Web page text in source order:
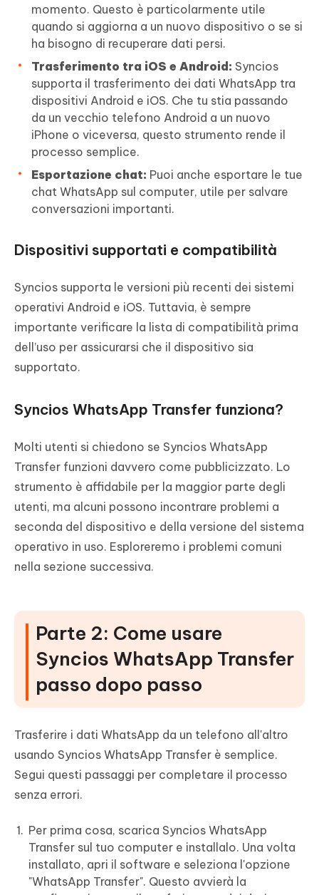
momento. Questo è particolarmente utile
quando si aggiorna a un nuovo dispositivo o se si
ha bisogno di recuperare dati persi.
Trasferimento tra iOS e Android: Syncios
supporta il trasferimento dei dati WhatsApp tra
dispositivi Android e iOS. Che tu stia passando
da un vecchio telefono Android a un nuovo
iPhone o viceversa, questo strumento rende il
processo semplice.
Esportazione chat: Puoi anche esportare le tue
chat WhatsApp sul computer, utile per salvare
conversazioni importanti.
Dispositivi supportati e compatibilità
Syncios supporta le versioni più recenti dei sistemi
operativi Android e iOS. Tuttavia, è sempre
importante verificare la lista di compatibilità prima
dell’uso per assicurarsi che il dispositivo sia
supportato.
Syncios WhatsApp Transfer funziona?
Molti utenti si chiedono se Syncios WhatsApp
Transfer funzioni davvero come pubblicizzato. Lo
strumento è affidabile per la maggior parte degli
utenti, ma alcuni possono incontrare problemi a
seconda del dispositivo e della versione del sistema
operativo in uso. Esploreremo i problemi comuni
nella sezione successiva.
Parte 2: Come usare
Syncios WhatsApp Transfer
passo dopo passo
Trasferire i dati WhatsApp da un telefono all'altro
usando Syncios WhatsApp Transfer è semplice.
Segui questi passaggi per completare il processo
senza errori.
Per prima cosa, scarica Syncios WhatsApp
Transfer sul tuo computer e installalo. Una volta
installato, apri il software e seleziona l'opzione
"WhatsApp Transfer". Questo avvierà la